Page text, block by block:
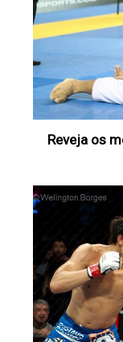
Reveja os